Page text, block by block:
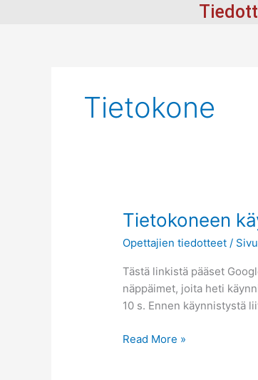
Tietokone
Tietokoneen
Opettajien tiedotteet /
Tästä linkistä pääset
näppäimet, joita heti
10 s. Ennen käynnistystä
Tietokoneen
kurssikokeeseen
Read More »